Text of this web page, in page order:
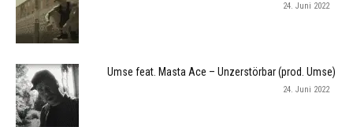
24. Juni 2022
Umse feat. Masta Ace – Unzerstörbar (prod. Umse)
24. Juni 2022